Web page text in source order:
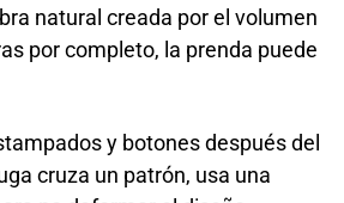
natural creada por el volumen
por completo, la prenda puede
y botones después del
cruza un patrón, usa una